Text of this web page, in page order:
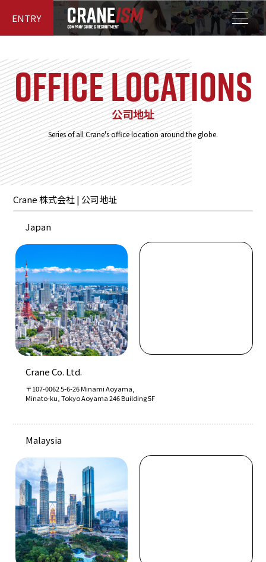
ENTRY
Office locations
公司地址
Series of all Crane's office location around the globe.
Crane 株式会社 | 公司地址
Japan
Crane Co. Ltd.
〒107-0062 5-6-26 Minami Aoyama,
Minato-ku, Tokyo Aoyama 246 Building 5F
Malaysia